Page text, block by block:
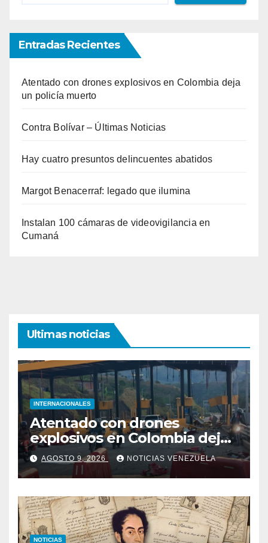
Entradas Recientes
Atentado con drones explosivos en Colombia deja
un policía muerto
Contra Bolívar – Últimas Noticias
Hay cuatro presuntos delincuentes abatidos
Margot Benacerraf: legado que ilumina
Instalan 100 cámaras de videovigilancia en
Cumaná
Ultimas noticias
INTERNACIONALES
Atentado con drones
explosivos en Colombia deja
un policía muerto
AGOSTO 9, 2026 NOTICIAS VENEZUELA
NOTICIAS